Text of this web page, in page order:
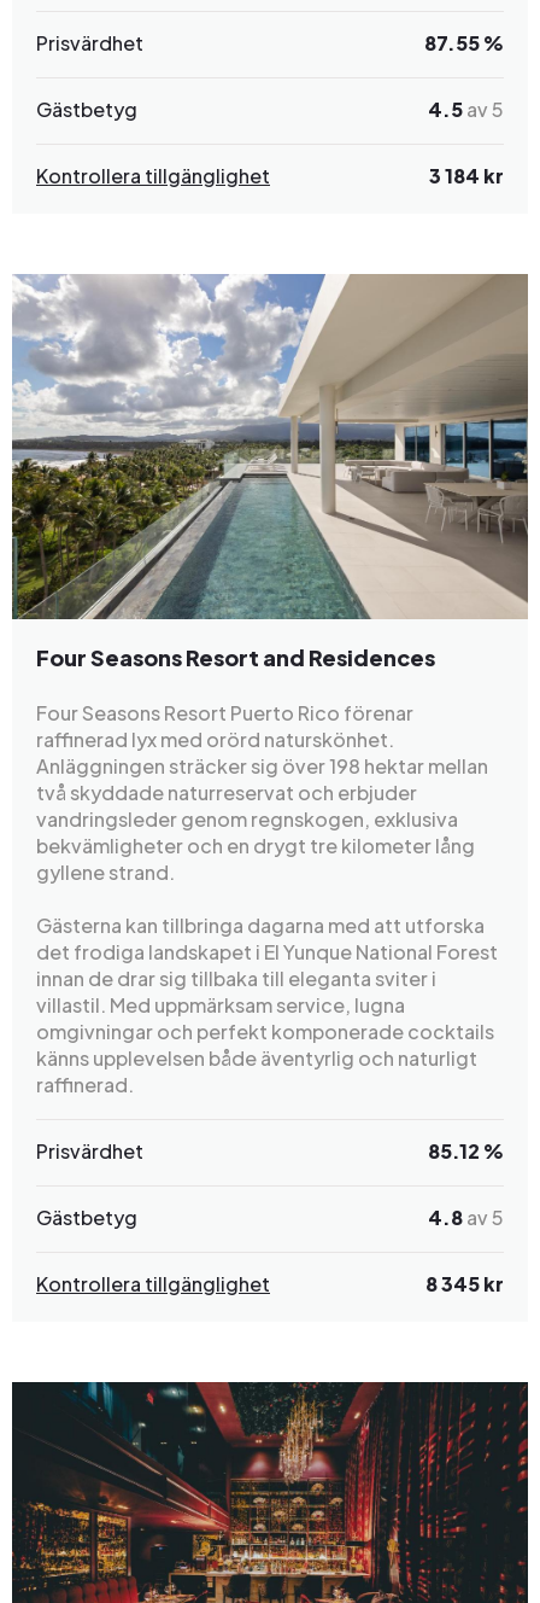
Prisvärdhet 87.55 %
Gästbetyg 4.5av 5
Kontrollera tillgänglighet 3 184 kr
Four Seasons Resort and Residences
Four Seasons Resort Puerto Rico förenar
raffinerad lyx med orörd naturskönhet.
Anläggningen sträcker sig över 198 hektar mellan
två skyddade naturreservat och erbjuder
vandringsleder genom regnskogen, exklusiva
bekvämligheter och en drygt tre kilometer lång
gyllene strand.
Gästerna kan tillbringa dagarna med att utforska
det frodiga landskapet i El Yunque National Forest
innan de drar sig tillbaka till eleganta sviter i
villastil. Med uppmärksam service, lugna
omgivningar och perfekt komponerade cocktails
känns upplevelsen både äventyrlig och naturligt
raffinerad.
Prisvärdhet 85.12 %
Gästbetyg 4.8av 5
Kontrollera tillgänglighet 8 345 kr